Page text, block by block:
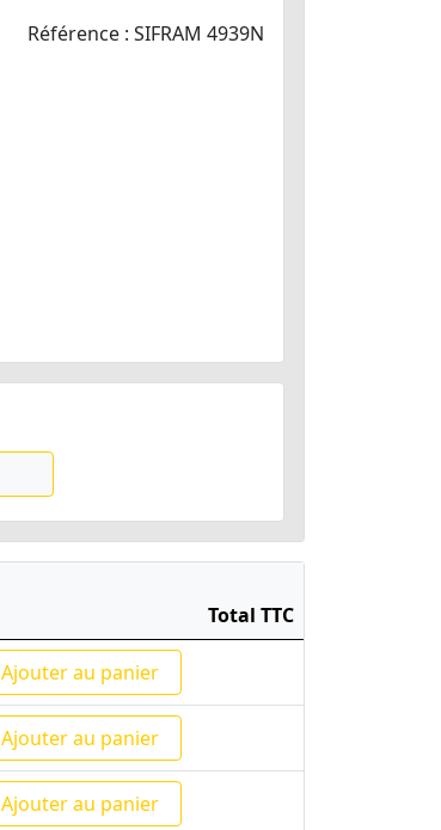
Référence : SIFRAM 4939N
Total TTC
Ajouterau panier
Ajouterau panier
Ajouterau panier